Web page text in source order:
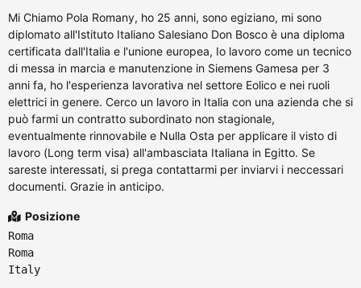
Mi Chiamo Pola Romany, ho 25 anni, sono egiziano, mi sono
diplomato all'Istituto Italiano Salesiano Don Bosco è una diploma
certificata dall'Italia e l'unione europea, Io lavoro come un tecnico
di messa in marcia e manutenzione in Siemens Gamesa per 3
anni fa, ho l'esperienza lavorativa nel settore Eolico e nei ruoli
elettrici in genere. Cerco un lavoro in Italia con una azienda che si
può farmi un contratto subordinato non stagionale,
eventualmente rinnovabile e Nulla Osta per applicare il visto di
lavoro (Long term visa) all'ambasciata Italiana in Egitto. Se
sareste interessati, si prega contattarmi per inviarvi i neccessari
documenti. Grazie in anticipo.
Posizione
Roma
Roma
Italy